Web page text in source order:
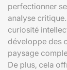
perfectionner
analyse
curiosité
développe des
paysage
De plus, cela